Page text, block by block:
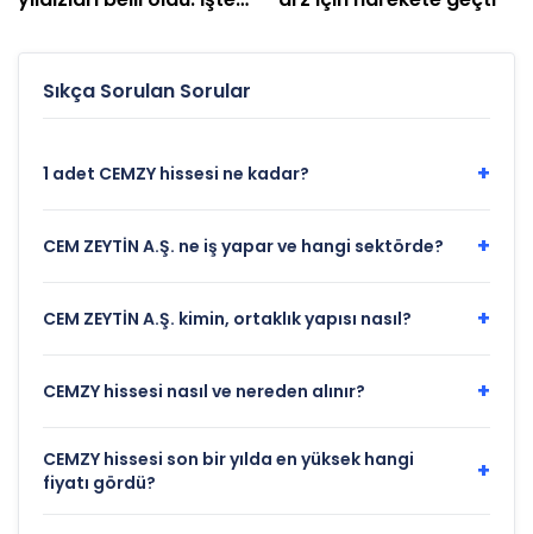
hisseler
Sıkça Sorulan Sorular
1 adet CEMZY hissesi ne kadar? +
CEM ZEYTİN A.Ş. ne iş yapar ve hangi sektörde? +
CEM ZEYTİN A.Ş. kimin, ortaklık yapısı nasıl? +
CEMZY hissesi nasıl ve nereden alınır? +
CEMZY hissesi son bir yılda en yüksek hangi
fiyatı gördü?
+